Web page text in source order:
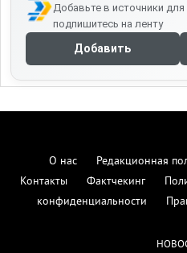
Добавьте в источники
подпишитесь на ленту
Добавить
О нас Редакционная
Контакты
Фактчекинг
конфиденциальности